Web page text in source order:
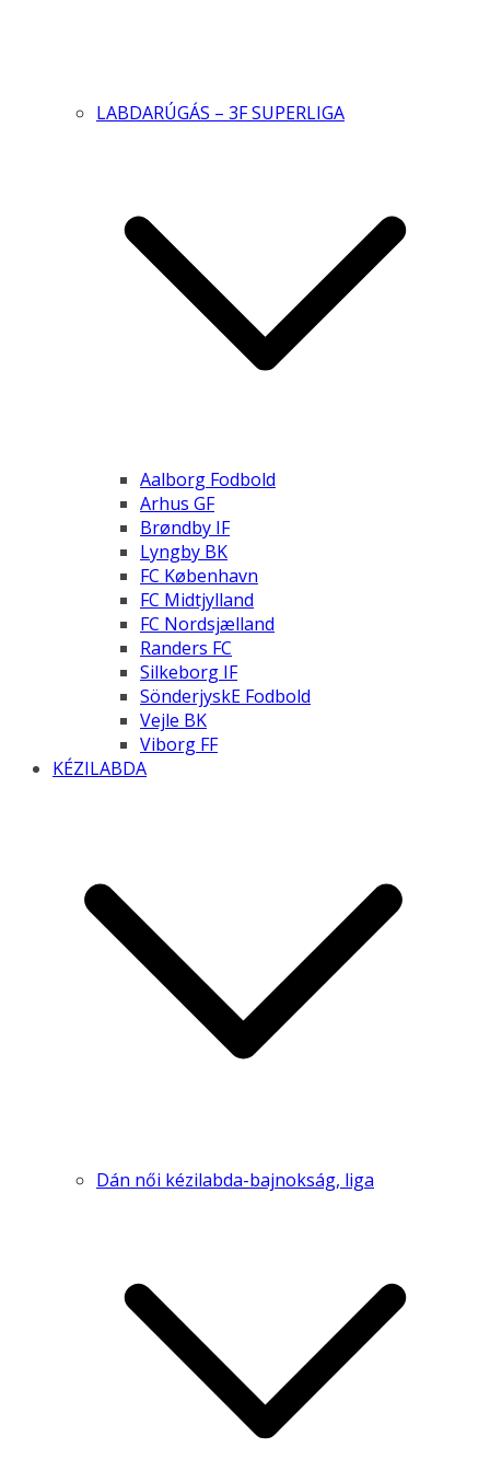
LABDARÚGÁS – 3F SUPERLIGA
Aalborg Fodbold
Arhus GF
Brøndby IF
Lyngby BK
FC København
FC Midtjylland
FC Nordsjælland
Randers FC
Silkeborg IF
SönderjyskE Fodbold
Vejle BK
Viborg FF
KÉZILABDA
Dán női kézilabda-bajnokság, liga